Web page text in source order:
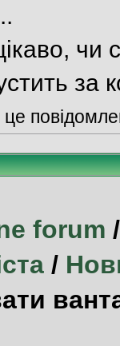
чи
за
forum
/